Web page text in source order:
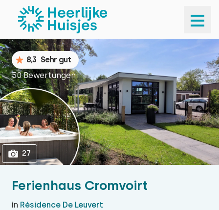
1
Ferienhaus Cromvoirt
in Résidence De Leuvert
8,3 Sehr gut
50 Bewertungen
27